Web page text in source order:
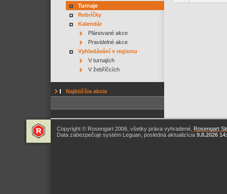
Turnaje
Rebríčky
Kalendár
Plánované akce
Pravidelné akce
Vyhledávání v regionu
V turnajích
V žebříčcích
Najbližšia akcia
Copyright © Rosengart 2006, všetky práva vyhradené, Rosengart
Data zabezpečuje systém Leguan, posledná aktualizícia 9.8.2026